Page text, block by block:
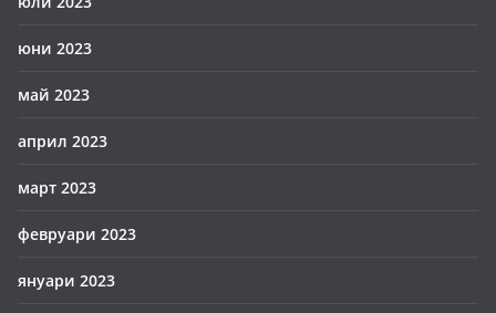
юни 2023
май 2023
април 2023
март 2023
февруари 2023
януари 2023